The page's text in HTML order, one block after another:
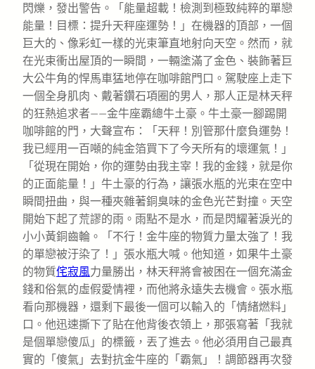
閃爍，發出警告。「能量超載！檢測到極致純粹的單戀
能量！目標：提升天秤座運勢！」在機器的頂部，一個
巨大的、像彩虹一樣的光束筆直地射向天空。然而，就
在光束衝出屋頂的一瞬間，一輛塗滿了金色、裝飾著巨
大公牛角的悍馬車猛地停在咖啡館門口。駕駛座上走下
一個全身肌肉、戴著鑽石項圈的男人，那人正是林天秤
的狂熱追求者——金牛座霸總牛土豪。牛土豪一腳踢開
咖啡館的門，大聲宣布：「天秤！別管那什麼負運勢！
我已經用一百噸的純金箔買下了今天所有的壞運氣！」
「從現在開始，你的運勢由我主宰！我的金錢，就是你
的正面能量！」牛土豪的行為，讓張水瓶的光束在空中
瞬間扭曲，與一種夾雜著銅臭味的金色光芒對撞。天空
開始下起了荒謬的雨。雨點不是水，而是閃耀著淚光的
小小黃銅齒輪。「不行！金牛座的物質力量太強了！我
的單戀被汙染了！」張水瓶大喊。他知道，如果牛土豪
的物質侘寂風力量勝出，林天秤將會被困在一個充滿金
錢和俗氣的虛假愛情裡，而他將永遠失去機會。張水瓶
看向那機器，還剩下最後一個可以輸入的「情緒燃料」
口。他迅速撕下了貼在他背後衣領上，那張寫著「我就
是個單戀傻瓜」的標籤，丟了進去。他必須用自己最真
實的「傻氣」去對抗金牛座的「霸氣」！調節器再次發